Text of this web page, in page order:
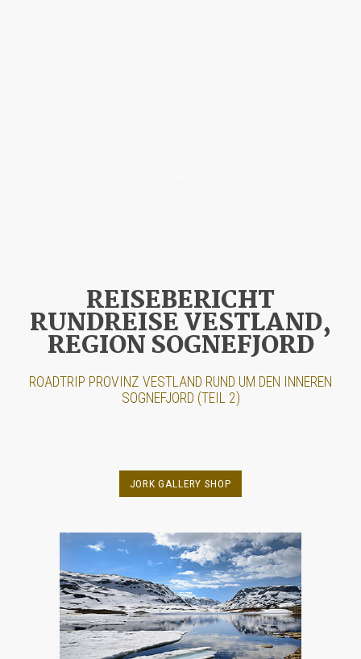
REISEBERICHT
RUNDREISE VESTLAND,
REGION SOGNEFJORD
ROADTRIP PROVINZ VESTLAND RUND UM DEN INNEREN
SOGNEFJORD (TEIL 2)
JORK GALLERY SHOP